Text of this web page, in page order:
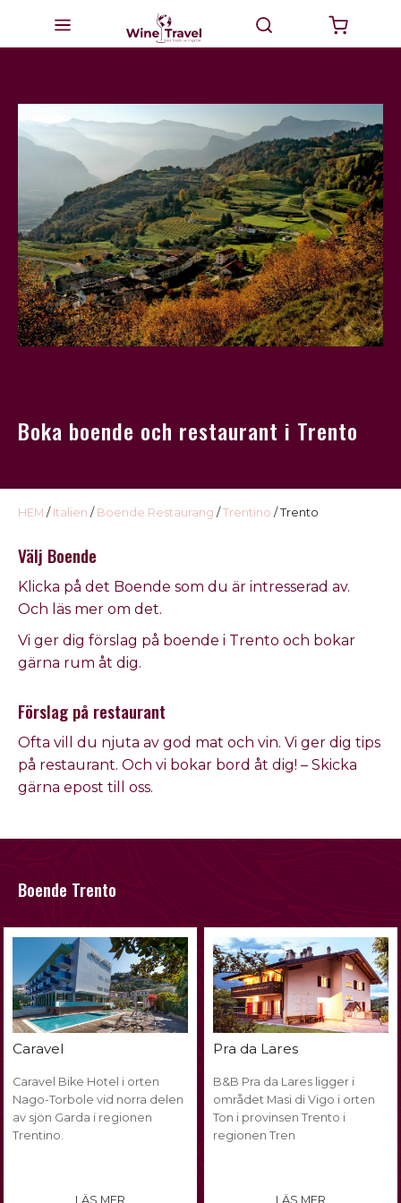
Valtellina
Italien
Vinturer
GourmetTravel
Dricka Vin
Omdöme
Boka boende och restaurant i Trento
HEM / Italien / Boende Restaurang / Trentino / Trento
Välj Boende
Klicka på det Boende som du är intresserad av.
Och läs mer om det.
Vi ger dig förslag på boende i Trento och bokar
gärna rum åt dig.
Förslag på restaurant
Ofta vill du njuta av god mat och vin. Vi ger dig tips
på restaurant. Och vi bokar bord åt dig! – Skicka
gärna epost till oss.
Boende Trento
Caravel
Caravel Bike Hotel i orten
Nago-Torbole vid norra delen
av sjön Garda i regionen
Trentino.
LÄS MER
Pra da Lares
B&B Pra da Lares ligger i
området Masi di Vigo i orten
Ton i provinsen Trento i
regionen Tren
LÄS MER